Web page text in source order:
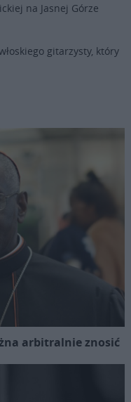
na Jasnej Górze
gitarzysty, który
arbitralnie znosić